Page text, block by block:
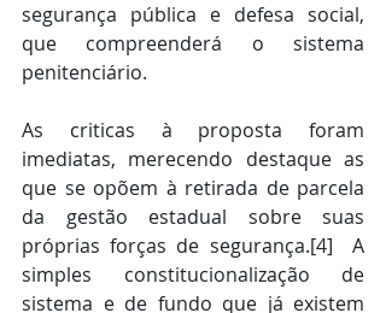
segurança pública e defesa social,
que compreenderá o sistema
penitenciário.
As criticas à proposta foram
imediatas, merecendo destaque as
que se opõem à retirada de parcela
da gestão estadual sobre suas
próprias forças de segurança.[4] A
simples constitucionalização de
sistema e de fundo que já existem